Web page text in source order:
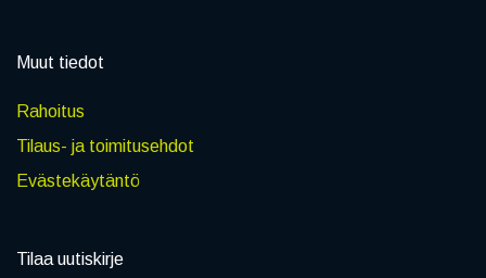
Muut tiedot
Rahoitus
Tilaus- ja toimitusehdot
Evästekäytäntö
Tilaa uutiskirje